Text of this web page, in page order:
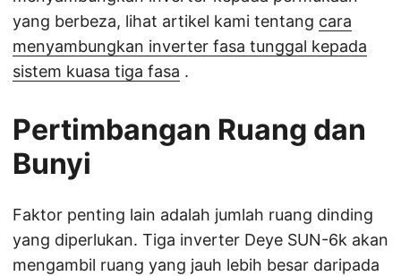
yang berbeza, lihat artikel kami tentang cara
menyambungkan inverter fasa tunggal kepada
sistem kuasa tiga fasa .
Pertimbangan Ruang dan
Bunyi
Faktor penting lain adalah jumlah ruang dinding
yang diperlukan. Tiga inverter Deye SUN-6k akan
mengambil ruang yang jauh lebih besar daripada